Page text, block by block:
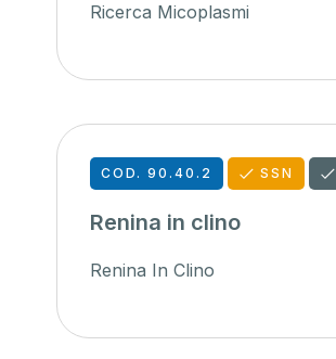
Ricerca Micoplasmi
COD. 90.40.2 SSN
Renina in clino
Renina In Clino